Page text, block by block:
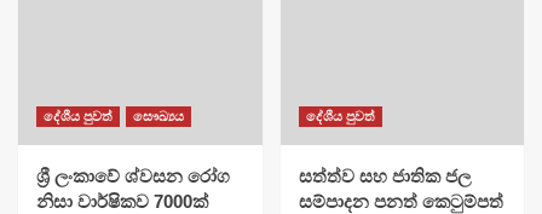
දේශීය පුවත් සෞඛ්‍යය
ශ්‍රී ලංකාවේ ශ්වසන රෝග
නිසා වාර්ෂිකව 7000ක්
දේශීය පුවත්
සත්ත්ව සහ ජාතික ජල
සම්පාදන පනත් කෙටුම්පත්